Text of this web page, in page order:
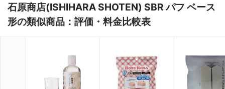
石原商店(ISHIHARA SHOTEN) SBR パフ ベース
形の類似商品：評価・料金比較表